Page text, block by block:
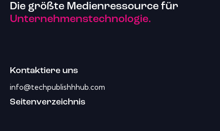
Die größte Medienressource für
Unternehmenstechnologie.
Kontaktiere uns
info@techpublishhhub.com
Seitenverzeichnis